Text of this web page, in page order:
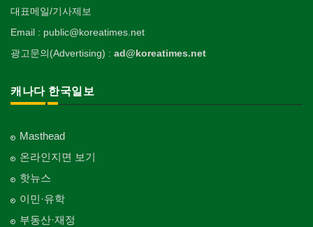
대표메일/기사제보
Email : public@koreatimes.net
광고문의(Advertising) : ad@koreatimes.net
캐나다 한국일보
Masthead
온라인지면 보기
핫뉴스
이민·유학
부동산·재정